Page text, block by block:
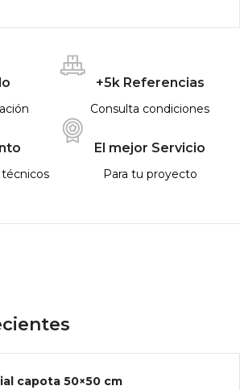
+5k Referencias
Consulta condiciones
El mejor Servicio
Para tu proyecto
capota 50×50 cm